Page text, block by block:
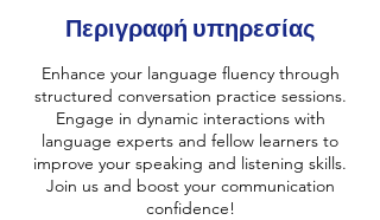
Περιγραφή υπηρεσίας
Enhance your language fluency through
structured conversation practice sessions.
Engage in dynamic interactions with
language experts and fellow learners to
improve your speaking and listening skills.
Join us and boost your communication
confidence!